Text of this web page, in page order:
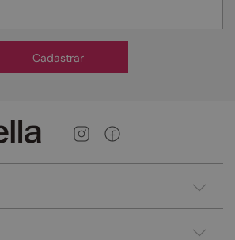
Cadastrar